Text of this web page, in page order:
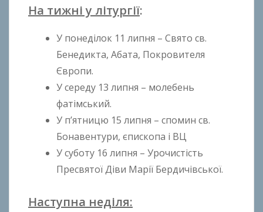
B
k
h
n
o
На тижні у літургії:
У понеділок 11 липня – Свято св.
Бенедикта, Абата, Покровителя
Європи.
У середу 13 липня – молебень
фатімський.
У п’ятницю 15 липня – спомин св.
Бонавентури, єпископа і ВЦ
У суботу 16 липня – Урочистість
Пресвятої Діви Марії Бердичівської.
Наступна неділя: